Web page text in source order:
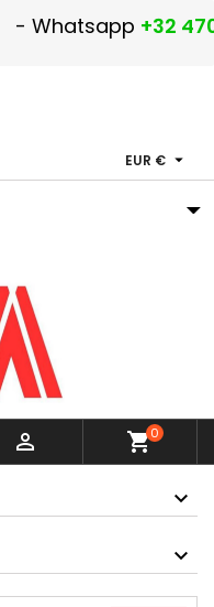
- Whatsapp +32
EUR € 
 shopping_cart0